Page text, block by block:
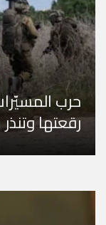
حرب
رقعتها